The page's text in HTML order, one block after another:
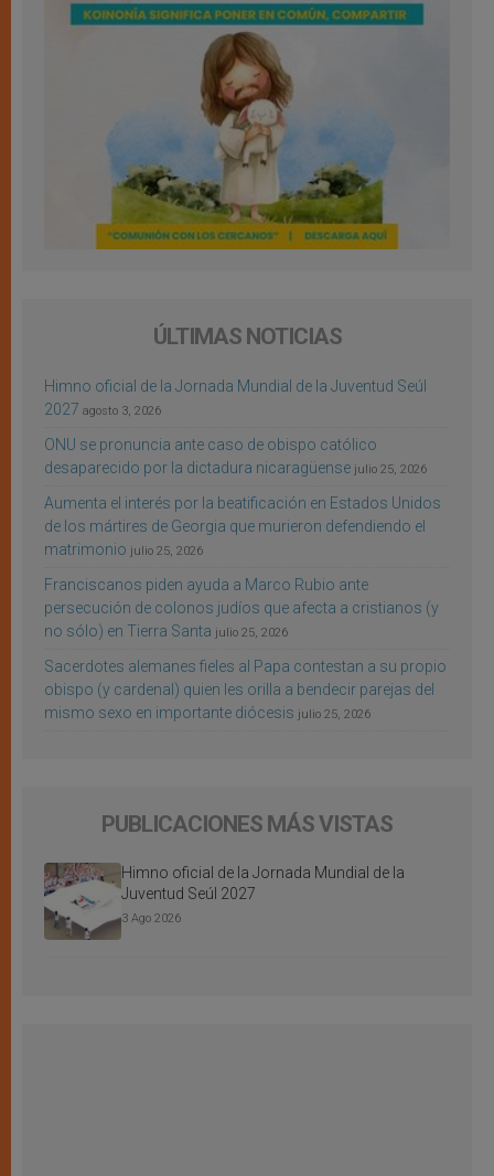
ÚLTIMAS NOTICIAS
Himno oficial de la Jornada Mundial de la Juventud Seúl
2027 agosto 3, 2026
ONU se pronuncia ante caso de obispo católico
desaparecido por la dictadura nicaragüense julio 25, 2026
Aumenta el interés por la beatificación en Estados Unidos
de los mártires de Georgia que murieron defendiendo el
matrimonio julio 25, 2026
Franciscanos piden ayuda a Marco Rubio ante
persecución de colonos judíos que afecta a cristianos (y
no sólo) en Tierra Santa julio 25, 2026
Sacerdotes alemanes fieles al Papa contestan a su propio
obispo (y cardenal) quien les orilla a bendecir parejas del
mismo sexo en importante diócesis julio 25, 2026
PUBLICACIONES MÁS VISTAS
Himno oficial de la Jornada Mundial de la
Juventud Seúl 2027
3 Ago 2026